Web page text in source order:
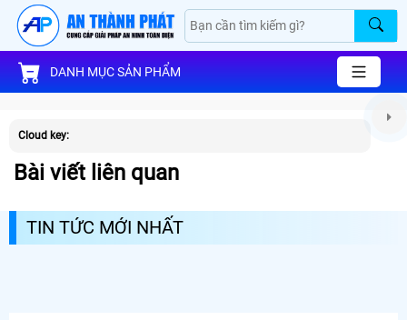
DANH MỤC SẢN PHẨM
Cloud key:
Bài viết liên quan
TIN TỨC MỚI NHẤT